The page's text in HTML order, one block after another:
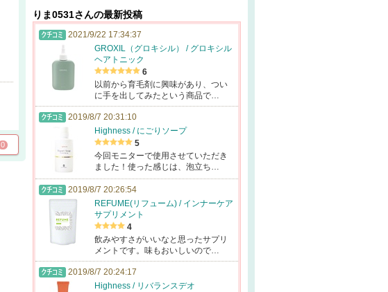
0
りま0531さんの最新投稿
2021/9/22 17:34:37
GROXIL（グロキシル） / グロキシル
ヘアトニック
6
以前から育毛剤に興味があり、つい
に手を出してみたという商品で…
2019/8/7 20:31:10
Highness / にごりソープ
5
今回モニターで使用させていただき
ました！使った感じは、泡立ち…
2019/8/7 20:26:54
REFUME(リフューム) / インナーケア
サプリメント
4
飲みやすさがいいなと思ったサプリ
メントです。味もおいしいので…
2019/8/7 20:24:17
Highness / リバランスデオ